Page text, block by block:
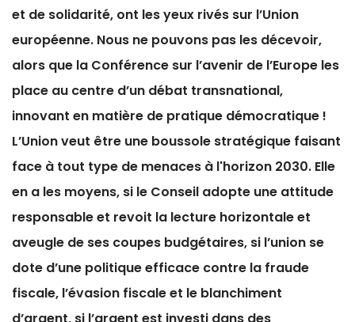
et de solidarité, ont les yeux rivés sur l’Union
européenne. Nous ne pouvons pas les décevoir,
alors que la Conférence sur l’avenir de l’Europe les
place au centre d’un débat transnational,
innovant en matière de pratique démocratique !
L’Union veut être une boussole stratégique faisant
face à tout type de menaces à l'horizon 2030. Elle
en a les moyens, si le Conseil adopte une attitude
responsable et revoit la lecture horizontale et
aveugle de ses coupes budgétaires, si l’union se
dote d’une politique efficace contre la fraude
fiscale, l’évasion fiscale et le blanchiment